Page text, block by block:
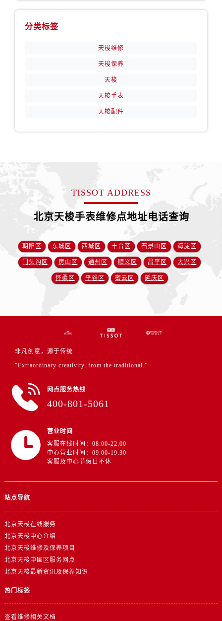
分类标签
天梭维修
天梭保养
天梭
天梭手表
天梭配件
TISSOT ADDRESS
北京天梭手表维修点地址电话查询
朝阳区 东城区 西城区 丰台区 石景山区 海淀区
门头沟区 房山区 通州区 顺义区 昌平区 大兴区
怀柔区 平谷区 密云区 延庆区
非凡创意，源于传统
"Extraordinary creativity, from the traditional.”
网点服务热线
400-801-5061
营业时间
客服在线时间：08:00-22:00
中心营业时间：09:00-19:30
客服及中心节假日不休
站点导航
北京天梭在线服务
北京天梭中心介绍
北京天梭维修及保养项目
北京天梭中国区服务网点
北京天梭最新资讯及保养知识
热门标签
查看维修相关文档